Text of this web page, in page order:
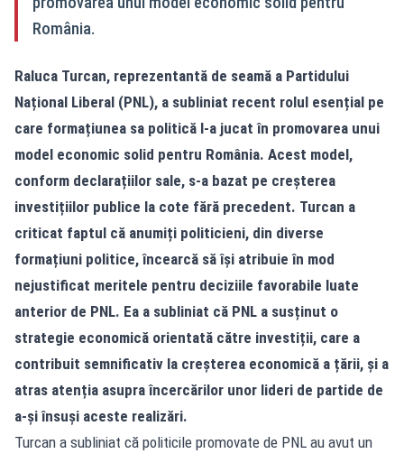
România.
Raluca Turcan, reprezentantă de seamă a Partidului
Național Liberal (PNL), a subliniat recent rolul esențial pe
care formațiunea sa politică l-a jucat în promovarea unui
model economic solid pentru România. Acest model,
conform declarațiilor sale, s-a bazat pe creșterea
investițiilor publice la cote fără precedent. Turcan a
criticat faptul că anumiți politicieni, din diverse
formațiuni politice, încearcă să își atribuie în mod
nejustificat meritele pentru deciziile favorabile luate
anterior de PNL. Ea a subliniat că PNL a susținut o
strategie economică orientată către investiții, care a
contribuit semnificativ la creșterea economică a țării, și a
atras atenția asupra încercărilor unor lideri de partide de
a-și însuși aceste realizări.
Turcan a subliniat că politicile promovate de PNL au avut un